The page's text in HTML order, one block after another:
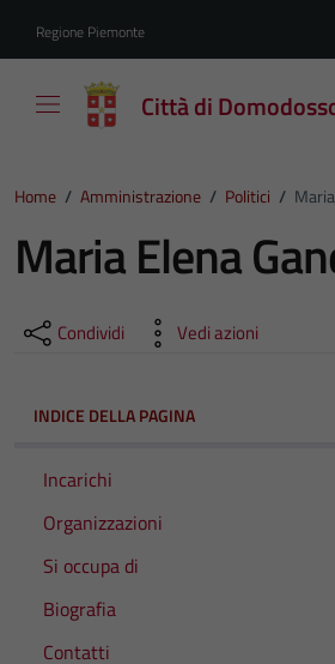
Regione Piemonte
Città di
Home / Amministrazione / Politici /
Maria Elena
Condividi Vedi azioni
INDICE DELLA PAGINA
Incarichi
Organizzazioni
Si occupa di
Biografia
Contatti